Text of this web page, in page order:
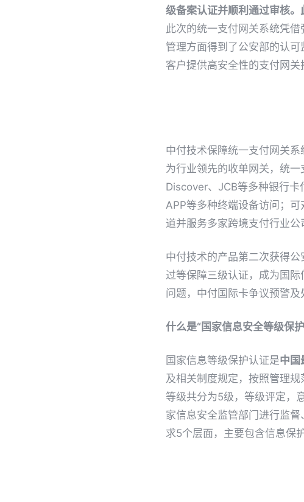
级备案认证并顺利通过审核
此次的统一支付网关系统凭
管理方面得到了公安部的认
客户提供高安全性的支付网关
中付技术保障统一支付网关系
为行业领先的收单网关，统一
Discover、JCB等多种银行卡
APP等多种终端设备访问；
道并服务多家跨境支付行业公
中付技术的产品第二次获得
过等保障三级认证，成为国
问题，中付国际卡争议预警
什么是“国家信息安全等级保
国家信息等级保护认证是中国
及相关制度规定，按照管理
等级共分为5级，等级评定，
家信息安全监管部门进行监
求5个层面，主要包含信息